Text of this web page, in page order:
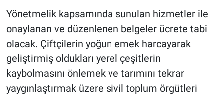
Yönetmelik kapsamında sunulan hizmetler ile
onaylanan ve düzenlenen belgeler ücrete tabi
olacak. Çiftçilerin yoğun emek harcayarak
geliştirmiş oldukları yerel çeşitlerin
kaybolmasını önlemek ve tarımını tekrar
yaygınlaştırmak üzere sivil toplum örgütleri